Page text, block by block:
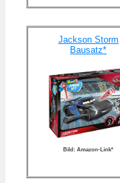
Jackson Storm
Bausatz*
Bild: Amazon-Link*